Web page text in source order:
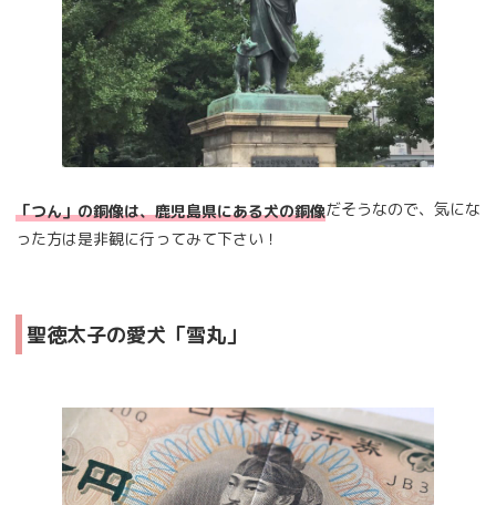
「つん」の銅像は、鹿児島県にある犬の銅像だそうなので、気にな
った方は是非観に行ってみて下さい！
聖徳太子の愛犬「雪丸」